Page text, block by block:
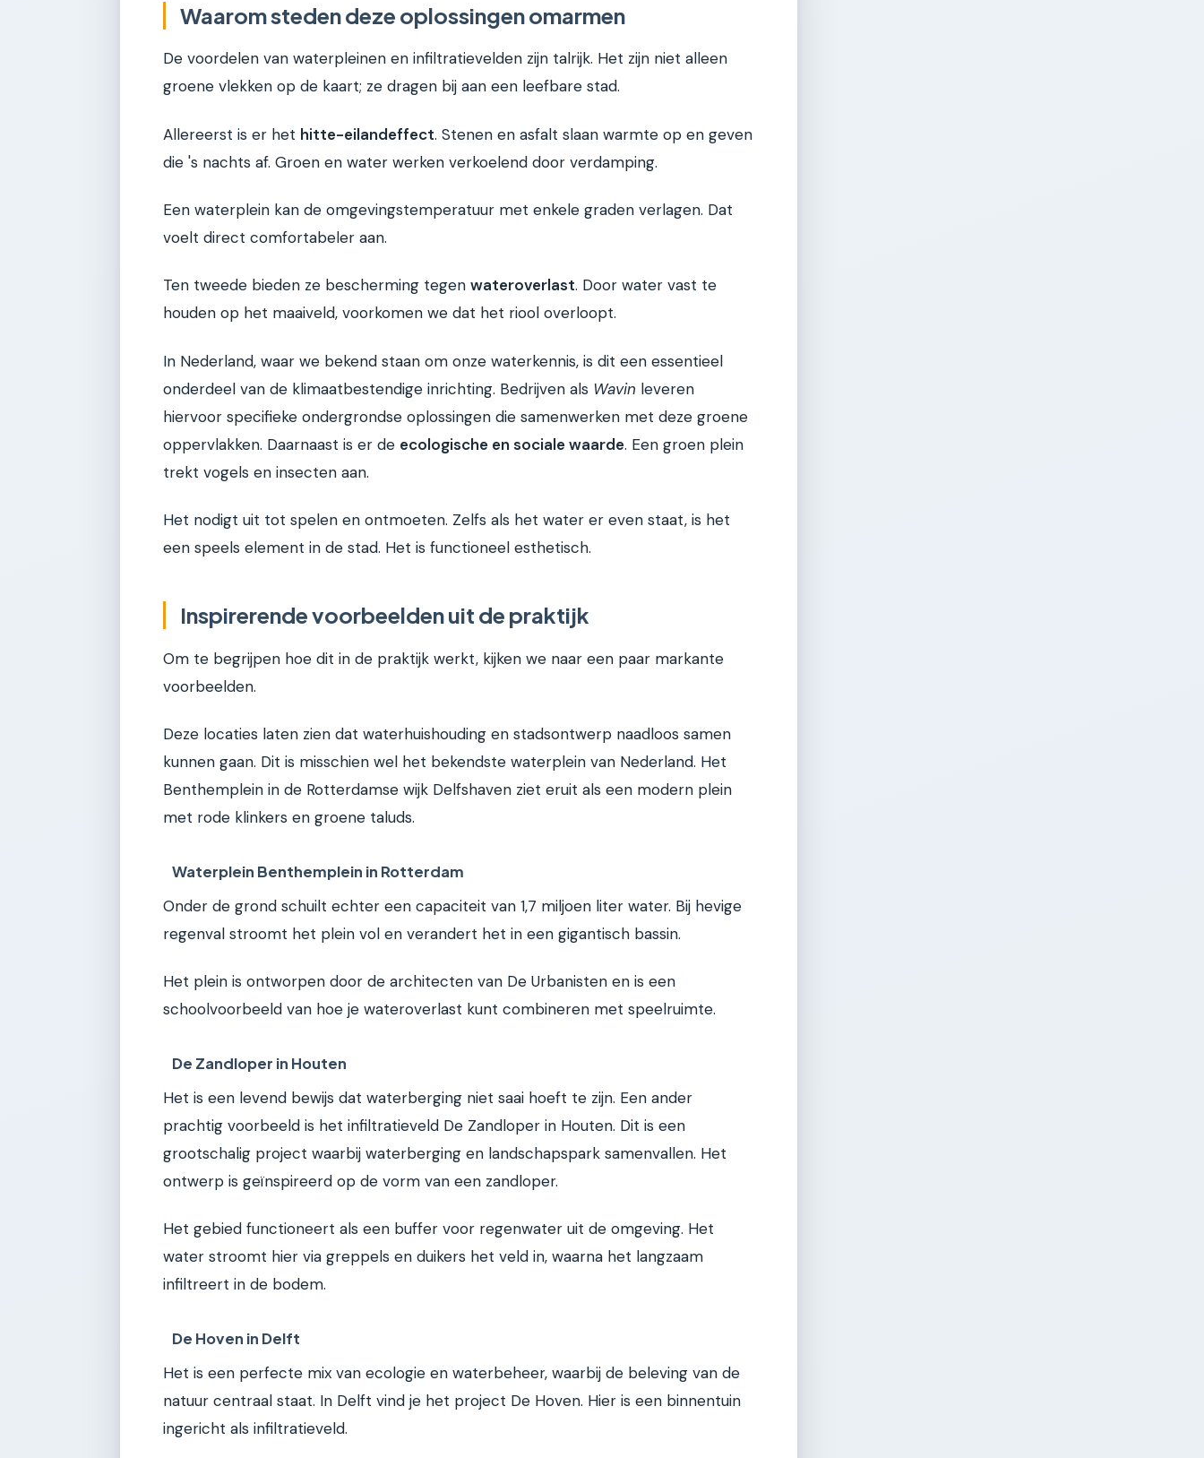
Waarom steden deze oplossingen omarmen
De voordelen van waterpleinen en infiltratievelden zijn talrijk. Het zijn niet alleen
groene vlekken op de kaart; ze dragen bij aan een leefbare stad.
Allereerst is er het hitte-eilandeffect. Stenen en asfalt slaan warmte op en geven
die 's nachts af. Groen en water werken verkoelend door verdamping.
Een waterplein kan de omgevingstemperatuur met enkele graden verlagen. Dat
voelt direct comfortabeler aan.
Ten tweede bieden ze bescherming tegen wateroverlast. Door water vast te
houden op het maaiveld, voorkomen we dat het riool overloopt.
In Nederland, waar we bekend staan om onze waterkennis, is dit een essentieel
onderdeel van de klimaatbestendige inrichting. Bedrijven als Wavin leveren
hiervoor specifieke ondergrondse oplossingen die samenwerken met deze groene
oppervlakken. Daarnaast is er de ecologische en sociale waarde. Een groen plein
trekt vogels en insecten aan.
Het nodigt uit tot spelen en ontmoeten. Zelfs als het water er even staat, is het
een speels element in de stad. Het is functioneel esthetisch.
Inspirerende voorbeelden uit de praktijk
Om te begrijpen hoe dit in de praktijk werkt, kijken we naar een paar markante
voorbeelden.
Deze locaties laten zien dat waterhuishouding en stadsontwerp naadloos samen
kunnen gaan. Dit is misschien wel het bekendste waterplein van Nederland. Het
Benthemplein in de Rotterdamse wijk Delfshaven ziet eruit als een modern plein
met rode klinkers en groene taluds.
Waterplein Benthemplein in Rotterdam
Onder de grond schuilt echter een capaciteit van 1,7 miljoen liter water. Bij hevige
regenval stroomt het plein vol en verandert het in een gigantisch bassin.
Het plein is ontworpen door de architecten van De Urbanisten en is een
schoolvoorbeeld van hoe je wateroverlast kunt combineren met speelruimte.
De Zandloper in Houten
Het is een levend bewijs dat waterberging niet saai hoeft te zijn. Een ander
prachtig voorbeeld is het infiltratieveld De Zandloper in Houten. Dit is een
grootschalig project waarbij waterberging en landschapspark samenvallen. Het
ontwerp is geïnspireerd op de vorm van een zandloper.
Het gebied functioneert als een buffer voor regenwater uit de omgeving. Het
water stroomt hier via greppels en duikers het veld in, waarna het langzaam
infiltreert in de bodem.
De Hoven in Delft
Het is een perfecte mix van ecologie en waterbeheer, waarbij de beleving van de
natuur centraal staat. In Delft vind je het project De Hoven. Hier is een binnentuin
ingericht als infiltratieveld.